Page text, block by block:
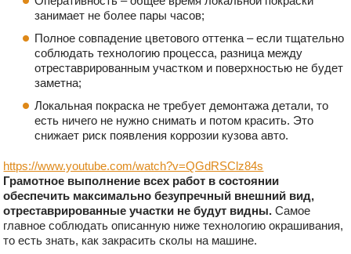
занимает не более пары часов;
Полное совпадение цветового оттенка – если тщательно
соблюдать технологию процесса, разница между
отреставрированным участком и поверхностью не будет
заметна;
Локальная покраска не требует демонтажа детали, то
есть ничего не нужно снимать и потом красить. Это
снижает риск появления коррозии кузова авто.
https://www.youtube.com/watch?v=QGdRSClz84s
Грамотное выполнение всех работ в состоянии
обеспечить максимально безупречный внешний вид,
отреставрированные участки не будут видны. Самое
главное соблюдать описанную ниже технологию окрашивания,
то есть знать, как закрасить сколы на машине.